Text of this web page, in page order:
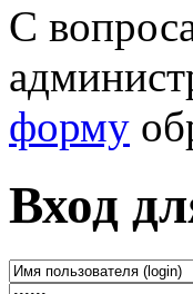
С
форму
Вход